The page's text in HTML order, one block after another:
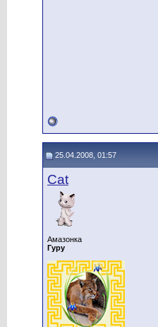
25.04.2008, 01:57
Cat
Амазонка
Гуру